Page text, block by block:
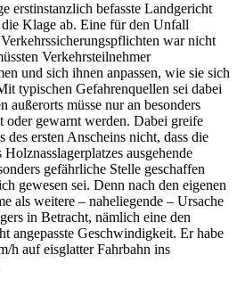
erstinstanzlich befasste Landgericht
Klage ab. Eine für den Unfall
war nicht
Verkehrsteilnehmer
und sich ihnen anpassen, wie sie sich
typischen Gefahrenquellen sei dabei
außerorts müsse nur an besonders
oder gewarnt werden. Dabei greife
des ersten Anscheins nicht, dass die
ausgehende
gefährliche Stelle geschaffen
gewesen sei. Denn nach den eigenen
als weitere – naheliegende – Ursache
in Betracht, nämlich eine den
angepasste Geschwindigkeit. Er habe
h auf eisglatter Fahrbahn ins